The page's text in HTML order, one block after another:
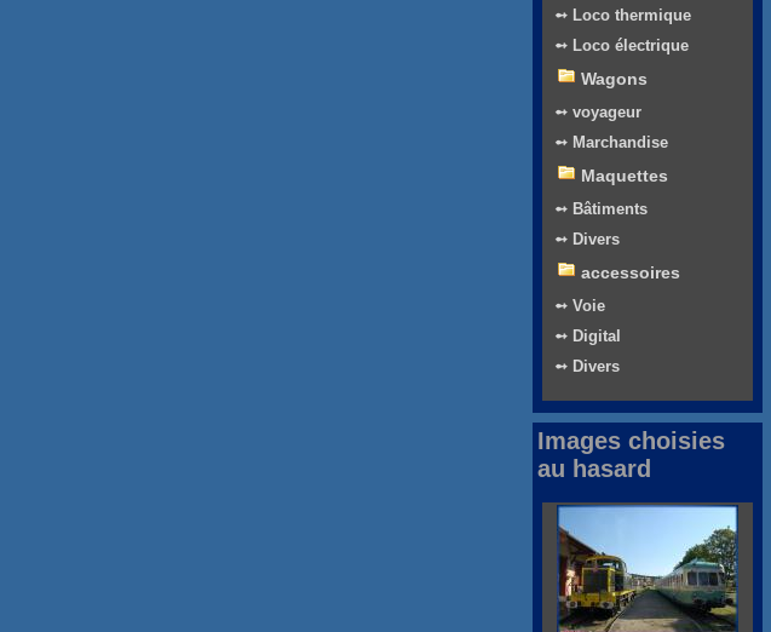
➻ Loco thermique
➻ Loco électrique
Wagons
➻ voyageur
➻ Marchandise
Maquettes
➻ Bâtiments
➻ Divers
accessoires
➻ Voie
➻ Digital
➻ Divers
Images choisies
au hasard